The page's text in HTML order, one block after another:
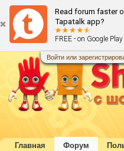
Read forum faster
Tapatalk app?
FREE - on Google Play
Войти или
Главная Форум